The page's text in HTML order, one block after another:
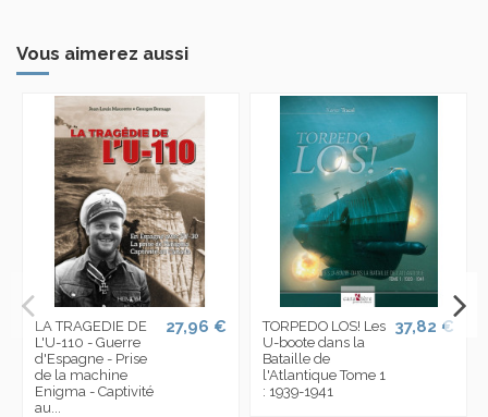
Vous aimerez aussi
LA TRAGEDIE DE
L'U-110 - Guerre
d'Espagne - Prise
de la machine
Enigma - Captivité
au...
27,96 €
TORPEDO LOS! Les
U-boote dans la
Bataille de
l'Atlantique Tome 1
: 1939-1941
37,82 €